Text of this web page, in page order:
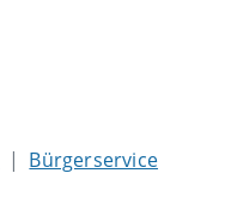
Bürgerservice